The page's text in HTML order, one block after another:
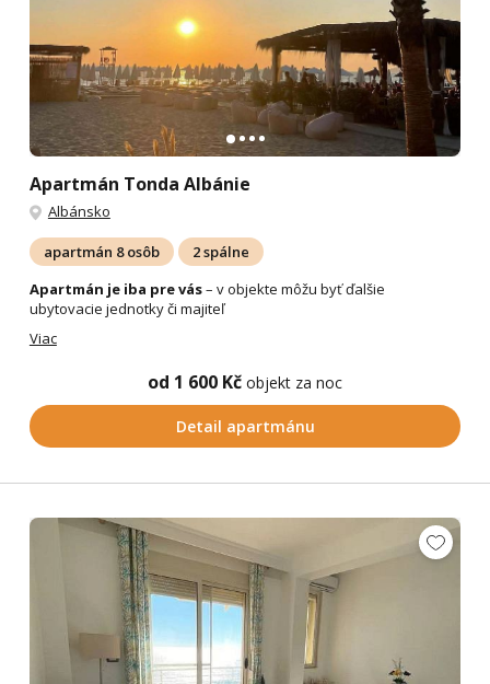
Apartmán Tonda Albánie
Albánsko
apartmán 8 osôb
2 spálne
Apartmán je iba pre vás– v objekte môžu byť ďalšie
ubytovacie jednotky či majiteľ
Viac
od 1 600 Kč objekt za noc
Detail apartmánu